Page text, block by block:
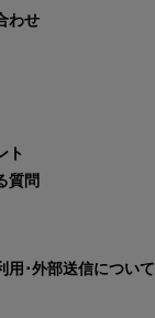
わせ
ト
質問
用･外部送信について